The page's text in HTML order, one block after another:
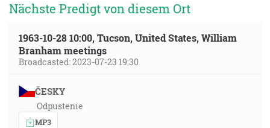
Nächste Predigt von diesem Ort
1963-10-28 10:00, Tucson, United States, William
Branham meetings
Broadcasted: 2023-07-23 19:30
ČESKY
Odpustenie
MP3